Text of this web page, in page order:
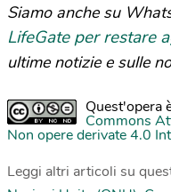
Siamo anche su
LifeGate per restare
ultime notizie e sulle
Quest'opera
Commons
Non opere derivate 4.0
Leggi altri articoli su